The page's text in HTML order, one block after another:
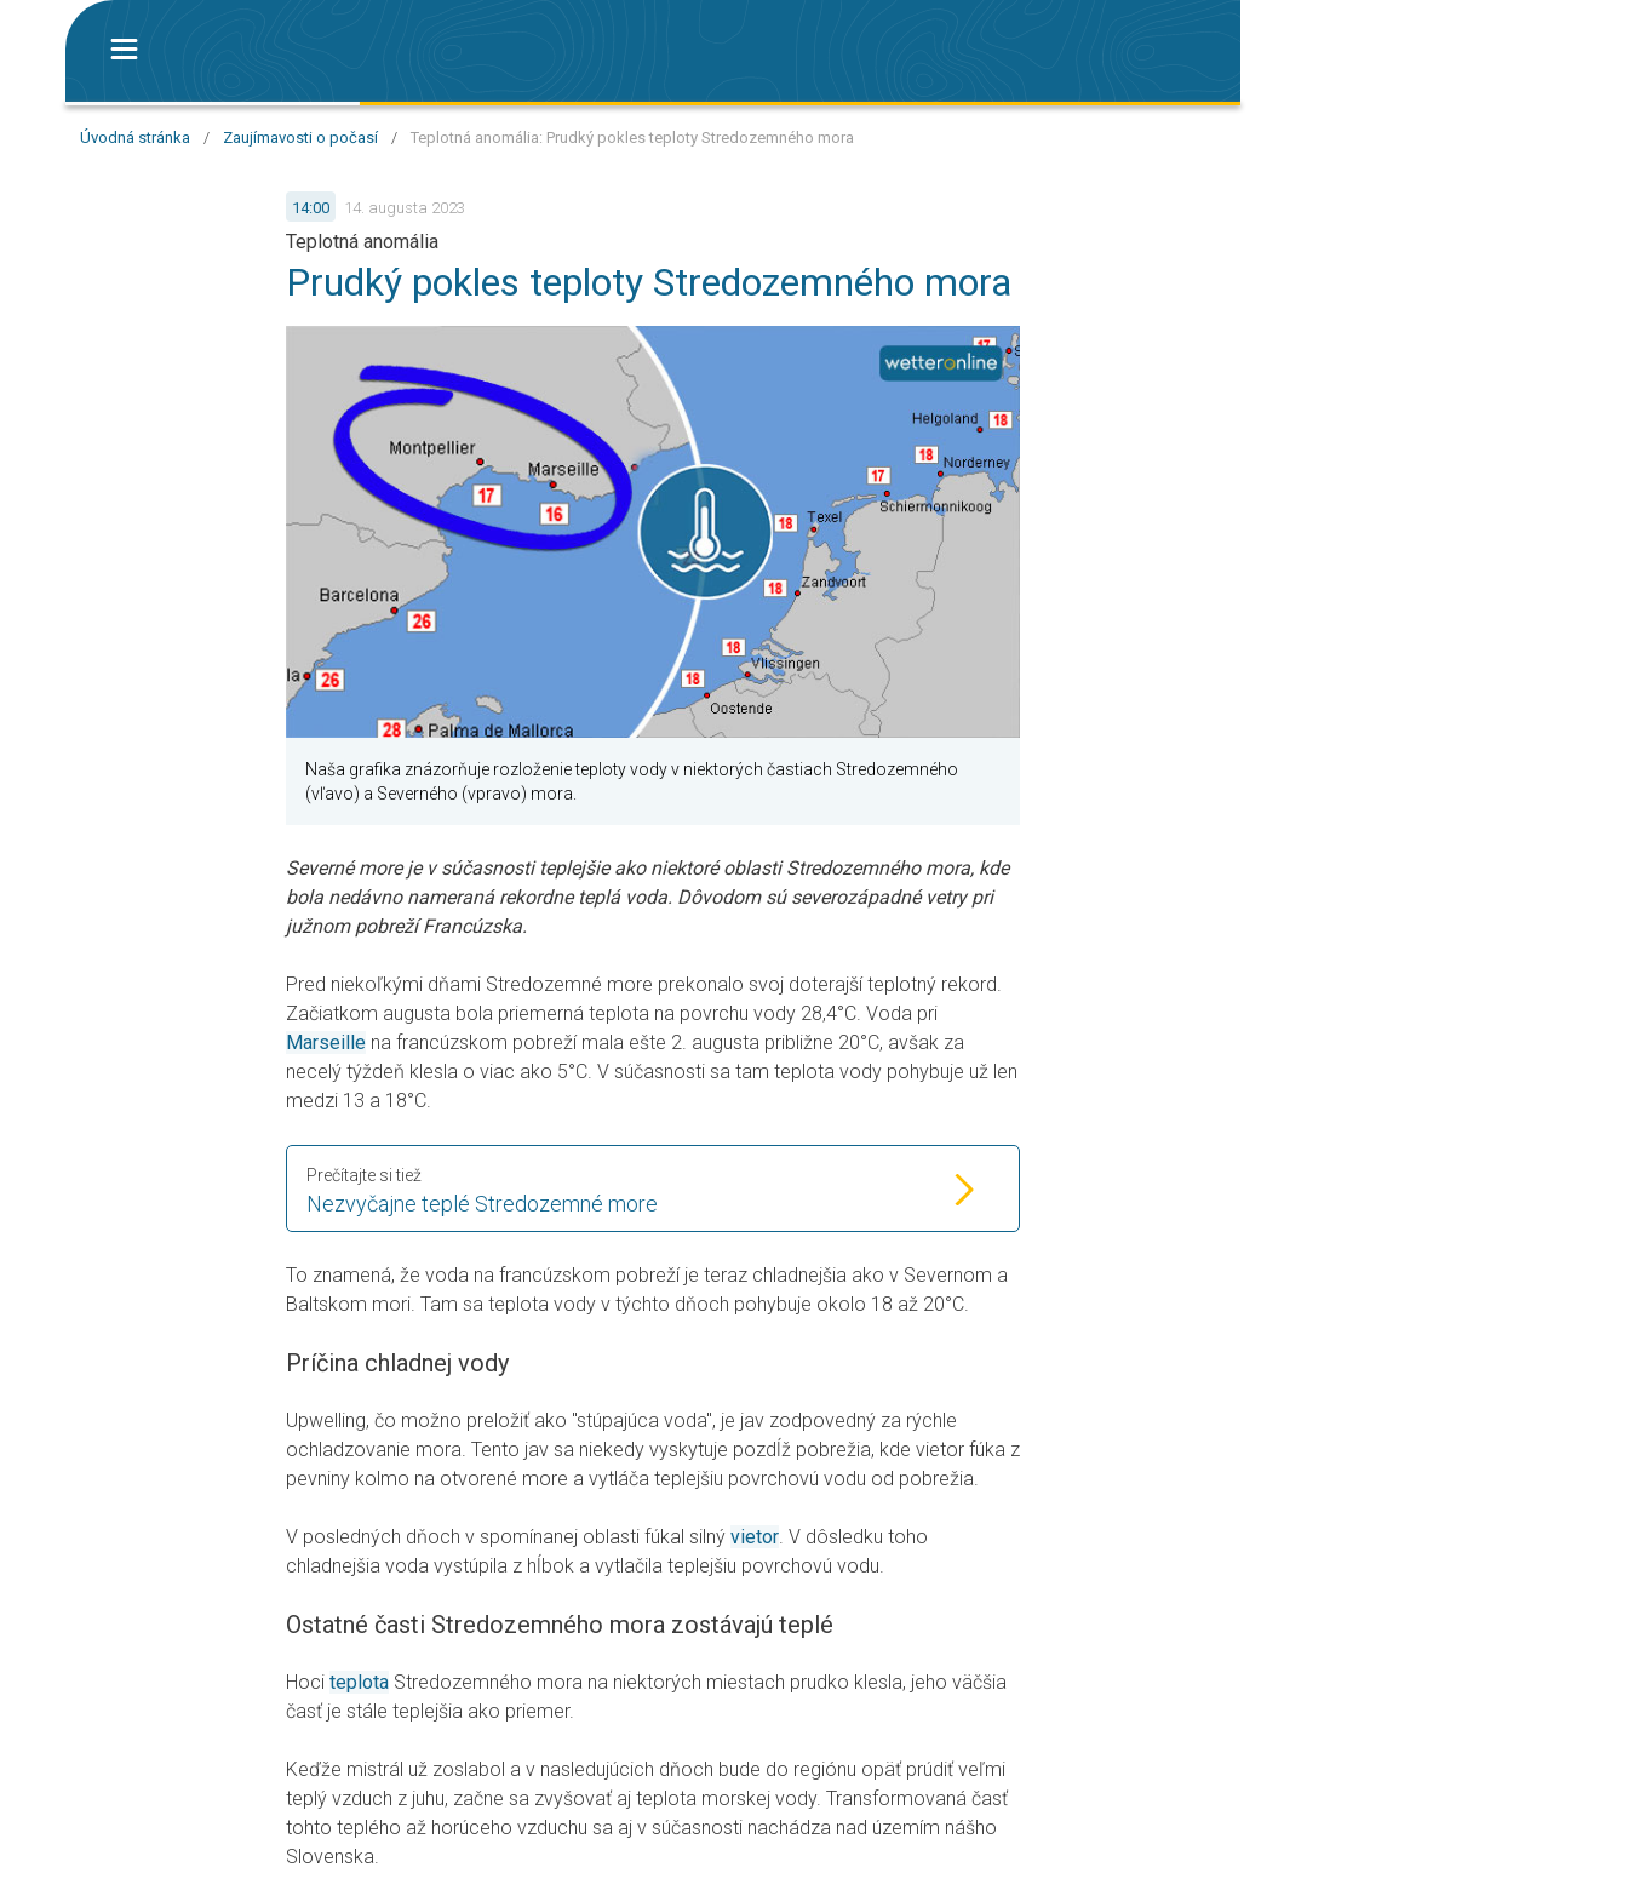
Úvodná stránka / Zaujímavosti o počasí / Teplotná anomália: Prudký pokles teploty Stredozemného mora
14:00 14. augusta 2023
Teplotná anomália
Prudký pokles teploty Stredozemného mora
Naša grafika znázorňuje rozloženie teploty vody v niektorých častiach Stredozemného
(vľavo) a Severného (vpravo) mora.
Severné more je v súčasnosti teplejšie ako niektoré oblasti Stredozemného mora, kde
bola nedávno nameraná rekordne teplá voda. Dôvodom sú severozápadné vetry pri
južnom pobreží Francúzska.
Pred niekoľkými dňami Stredozemné more prekonalo svoj doterajší teplotný rekord.
Začiatkom augusta bola priemerná teplota na povrchu vody 28,4°C. Voda pri
Marseille na francúzskom pobreží mala ešte 2. augusta približne 20°C, avšak za
necelý týždeň klesla o viac ako 5°C. V súčasnosti sa tam teplota vody pohybuje už len
medzi 13 a 18°C.
Nezvyčajne teplé Stredozemné more
Prečítajte si tiež
To znamená, že voda na francúzskom pobreží je teraz chladnejšia ako v Severnom a
Baltskom mori. Tam sa teplota vody v týchto dňoch pohybuje okolo 18 až 20°C.
Príčina chladnej vody
Upwelling, čo možno preložiť ako "stúpajúca voda", je jav zodpovedný za rýchle
ochladzovanie mora. Tento jav sa niekedy vyskytuje pozdĺž pobrežia, kde vietor fúka z
pevniny kolmo na otvorené more a vytláča teplejšiu povrchovú vodu od pobrežia.
V posledných dňoch v spomínanej oblasti fúkal silný vietor. V dôsledku toho
chladnejšia voda vystúpila z hĺbok a vytlačila teplejšiu povrchovú vodu.
Ostatné časti Stredozemného mora zostávajú teplé
Hoci teplota Stredozemného mora na niektorých miestach prudko klesla, jeho väčšia
časť je stále teplejšia ako priemer.
Keďže mistrál už zoslabol a v nasledujúcich dňoch bude do regiónu opäť prúdiť veľmi
teplý vzduch z juhu, začne sa zvyšovať aj teplota morskej vody. Transformovaná časť
tohto teplého až horúceho vzduchu sa aj v súčasnosti nachádza nad územím nášho
Slovenska.